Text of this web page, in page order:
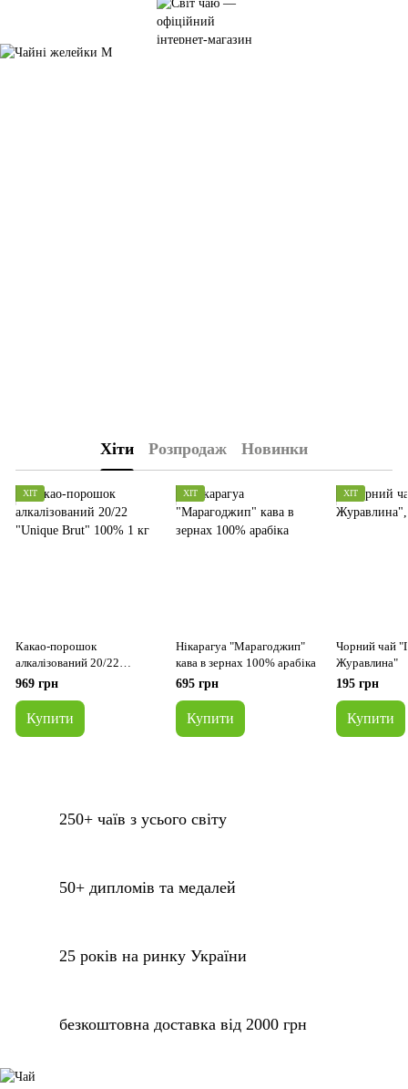
Хіти Розпродаж Новинки
ХІТ
Какао-порошок
алкалізований 20/22
"Unique Brut" 100% 1 кг
969 грн
Купити
ХІТ
Нікарагуа "Марагоджип"
кава в зернах 100% арабіка
695 грн
Купити
ХІТ
Чорний чай
Журавлина"
195 грн
Купити
250+ чаїв з усього світу
50+ дипломів та медалей
25 років на ринку України
безкоштовна доставка від 2000 грн